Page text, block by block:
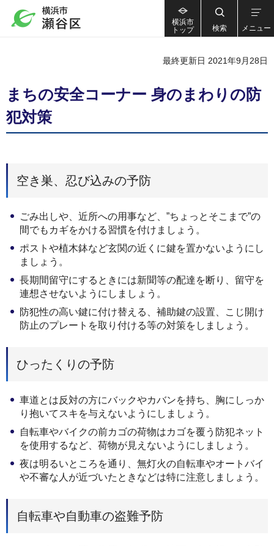
横浜市
トップ
検索 メニュー
最終更新日 2021年9月28日
まちの安全コーナー 身のまわりの防
犯対策
空き巣、忍び込みの予防
ごみ出しや、近所への用事など、”ちょっとそこまで”の
間でもカギをかける習慣を付けましょう。
ポストや植木鉢など玄関の近くに鍵を置かないようにし
ましょう。
長期間留守にするときには新聞等の配達を断り、留守を
連想させないようにしましょう。
防犯性の高い鍵に付け替える、補助鍵の設置、こじ開け
防止のプレートを取り付ける等の対策をしましょう。
ひったくりの予防
車道とは反対の方にバックやカバンを持ち、胸にしっか
り抱いてスキを与えないようにしましょう。
自転車やバイクの前カゴの荷物はカゴを覆う防犯ネット
を使用するなど、荷物が見えないようにしましょう。
夜は明るいところを通り、無灯火の自転車やオートバイ
や不審な人が近づいたときなどは特に注意しましょう。
自転車や自動車の盗難予防